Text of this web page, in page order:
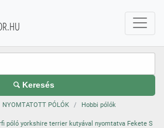
Keresés
NYOMTATOTT PÓLÓK
Hobbi pólók
póló yorkshire terrier kutyával nyomtatva Fekete S